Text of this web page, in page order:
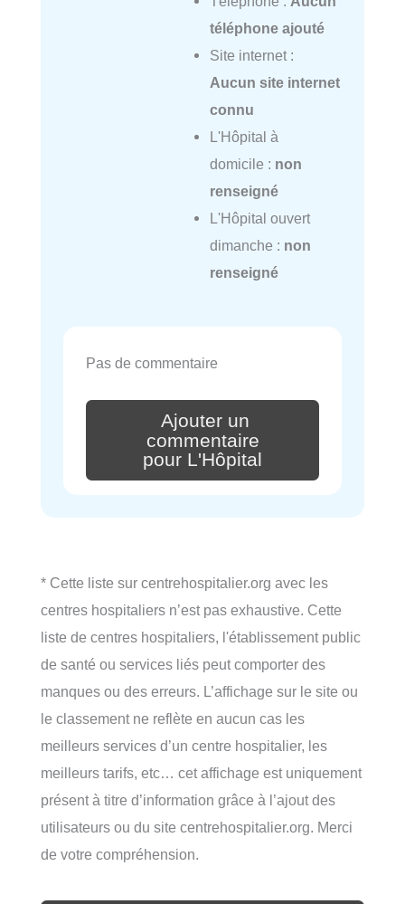
téléphone ajouté
Site internet :
Aucun site internet
connu
L'Hôpital à
domicile : non
renseigné
L'Hôpital ouvert
dimanche : non
renseigné
Pas de commentaire
Ajouter un
commentaire
pour L'Hôpital
* Cette liste sur centrehospitalier.org avec les
centres hospitaliers n’est pas exhaustive. Cette
liste de centres hospitaliers, l'établissement public
de santé ou services liés peut comporter des
manques ou des erreurs. L’affichage sur le site ou
le classement ne reflète en aucun cas les
meilleurs services d’un centre hospitalier, les
meilleurs tarifs, etc… cet affichage est uniquement
présent à titre d’information grâce à l’ajout des
utilisateurs ou du site centrehospitalier.org. Merci
de votre compréhension.